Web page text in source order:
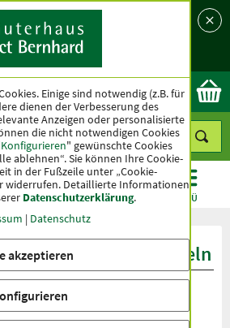
Ok
TOPSELLER MENÜ
Formofit-Kapseln
Einige sind notwendig (z.B. für
dienen der Verbesserung des
Anzeigen oder personalisierte
die nicht notwendigen Cookies
Konfigurieren" gewünschte Cookies
ablehnen“. Sie können Ihre Cookie-
in der Fußzeile unter „Cookie-
widerrufen. Detaillierte Informationen
Datenschutzerklärung.
| Datenschutz
akzeptieren